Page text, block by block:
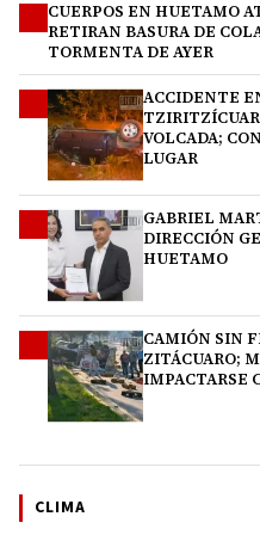
CUERPOS EN HUETAMO
RETIRAN BASURA DE
TORMENTA DE AYER
ACCIDENTE
VOLCADA;
LUGAR
GABRIEL
DIRECCIÓN
HUETAMO
CAMIÓN SIN
ZITÁCUARO;
IMPACTARSE
CLIMA